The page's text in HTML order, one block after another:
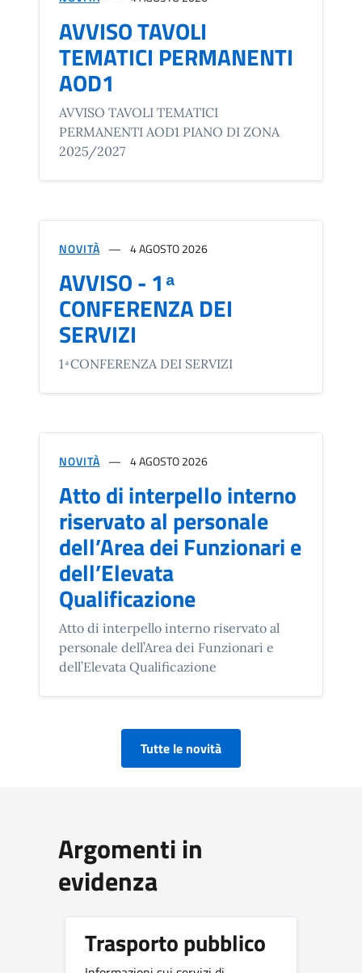
AVVISO TAVOLI
TEMATICI PERMANENTI
AOD1
AVVISO TAVOLI TEMATICI
PERMANENTI AOD1 PIANO DI ZONA
2025/2027
NOVITÀ 4 AGOSTO 2026
AVVISO - 1 ͣ
CONFERENZA DEI
SERVIZI
1 ͣ CONFERENZA DEI SERVIZI
NOVITÀ 4 AGOSTO 2026
Atto di interpello interno
riservato al personale
dell’Area dei Funzionari e
dell’Elevata
Qualificazione
Atto di interpello interno riservato al
personale dell’Area dei Funzionari e
dell’Elevata Qualificazione
Tutte le novità
Argomenti in
evidenza
Trasporto pubblico